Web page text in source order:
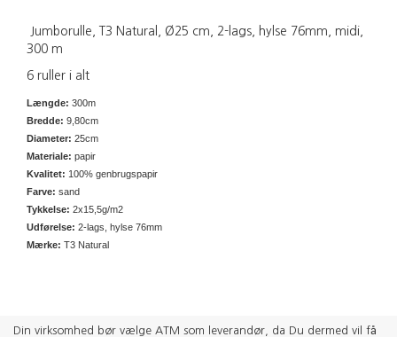
Jumborulle, T3 Natural, Ø25 cm, 2-lags, hylse 76mm, midi,
300 m
6 ruller i alt
Længde: 300m
Bredde: 9,80cm
Diameter: 25cm
Materiale: papir
Kvalitet: 100% genbrugspapir
Farve: sand
Tykkelse: 2x15,5g/m2
Udførelse: 2-lags, hylse 76mm
Mærke: T3 Natural
Din virksomhed bør vælge ATM som leverandør, da Du dermed vil få